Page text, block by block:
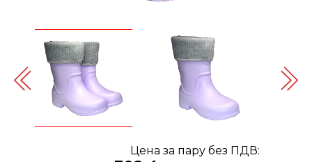
Цена за пару без ПДВ: